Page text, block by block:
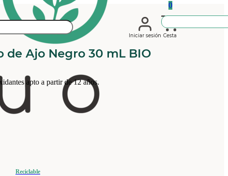
Iniciar sesión
0
Cesta
de Ajo Negro 30 mL BIO
apto a partir de 12 años.
Reciclable